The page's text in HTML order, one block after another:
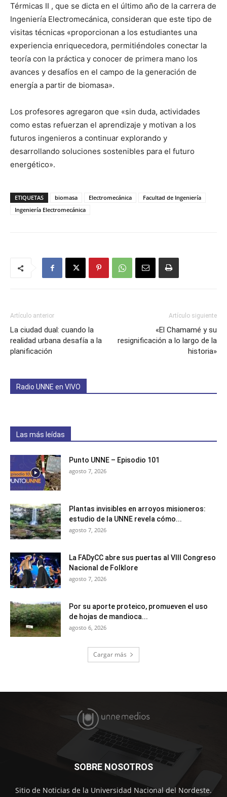
Térmicas II , que se dicta en el último año de la carrera de
Ingeniería Electromecánica, consideran que este tipo de
visitas técnicas «proporcionan a los estudiantes una
experiencia enriquecedora, permitiéndoles conectar la
teoría con la práctica y conocer de primera mano los
avances y desafíos en el campo de la generación de
energía a partir de biomasa».
Los profesores agregaron que «sin duda, actividades
como estas refuerzan el aprendizaje y motivan a los
futuros ingenieros a continuar explorando y
desarrollando soluciones sostenibles para el futuro
energético».
ETIQUETAS biomasa Electromecánica
Facultad de Ingeniería
Ingeniería Electromecánica
Artículo anterior
La ciudad dual: cuando la
realidad urbana desafía a la
planificación
Artículo siguiente
«El Chamamé y su
resignificación a lo largo de la
historia»
Radio UNNE en VIVO
Las más leídas
Punto UNNE – Episodio 101
agosto 7, 2026
Plantas invisibles en arroyos misioneros:
estudio de la UNNE revela cómo...
agosto 7, 2026
La FADyCC abre sus puertas al VIII Congreso
Nacional de Folklore
agosto 7, 2026
Por su aporte proteico, promueven el uso
de hojas de mandioca...
agosto 6, 2026
Cargar más
SOBRE NOSOTROS
Sitio de Noticias de la Universidad Nacional del Nordeste.